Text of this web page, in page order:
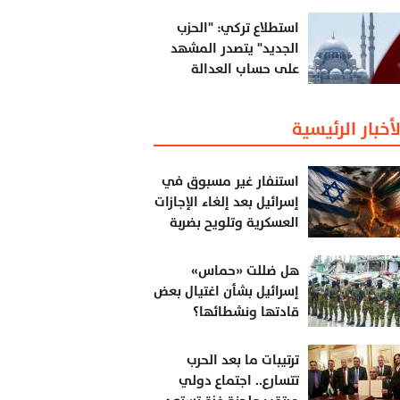
النووي الإيراني
استطلاع تركي: "الحزب
الجديد" يتصدر المشهد
على حساب العدالة
الرئيسية
استنفار غير مسبوق في
إسرائيل بعد إلغاء الإجازات
العسكرية وتلويح بضربة
هل ضللت «حماس»
إسرائيل بشأن اغتيال بعض
قادتها ونشطائها؟
ترتيبات ما بعد الحرب
تتسارع.. اجتماع دولي